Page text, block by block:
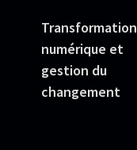
Transformation
numérique et
gestion du
changement